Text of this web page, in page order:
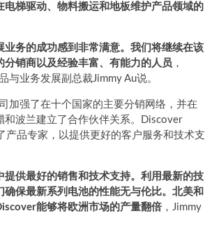
电梯驱动、物料搬运和地板维护产品领域的
业务的成功感到非常满意。我们将继续在该
分销商以及经验丰富、有能力的人员 ，
与业务发展副总裁Jimmy Au说。
加强了在十个国家的主要分销网络，并在
和波兰建立了合作伙伴关系。Discover
产品专家，以提供更好的客户服务和技术支
提供最好的销售和技术支持。利用最新的技
确保最新系列电池的性能无与伦比。北美和
能够将欧洲市场的产量翻倍 ，Jimmy